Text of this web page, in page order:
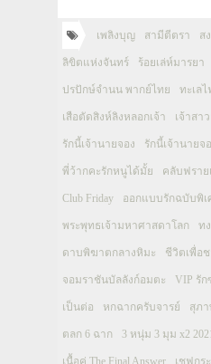
เพลิงบุญ สามีตีตรา ส
ลิขิตแห่งจันทร์ ร้อยเล่ห์มารยา
ปรปักษ์จำนน พากย์ไทย ทะเลไ
เสือตัดสิงห์ลิงหลอกเจ้า เจ้าสา
รักนี้เจ้านายจอง รักนี้เจ้านายจ
พี่ว้ากคะรักหนูได้มั้ย คลับฟราย
Club Friday ออกแบบรักฉบับพิเ
พระพุทธเจ้ามหาศาสดาโลก ท
ดาบพิฆาตกลางหิมะ ชีวิตเพื่อช
จอมราชันบัลลังก์อมตะ VIP รั
เป็นต่อ หกฉากครับจารย์ สุภ
ตลก 6 ฉาก 3 หนุ่ม 3 มุม x2
เนื้อคู่ The Final Answer เชฟกร